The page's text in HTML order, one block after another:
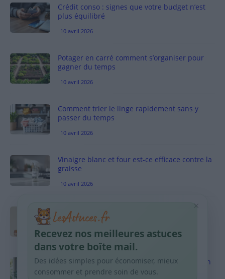
Crédit conso : signes que votre budget n’est
plus équilibré
10 avril 2026
Potager en carré comment s’organiser pour
gagner du temps
10 avril 2026
Comment trier le linge rapidement sans y
passer du temps
10 avril 2026
Vinaigre blanc et four est-ce efficace contre la
graisse
10 avril 2026
Taches pigmentaires : routine simple +
habitudes qui aident
9 avril 2026
Produits ménagers : comment économiser en
courses sans acheter 10 sprays
×
Recevez nos meilleures astuces
dans votre boîte mail.
Des idées simples pour économiser, mieux
consommer et prendre soin de vous.